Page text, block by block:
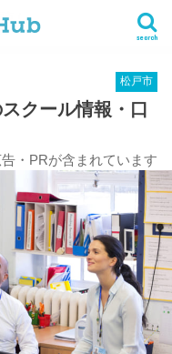
search
市
松戸市
クール情報・口
・PRが含まれています